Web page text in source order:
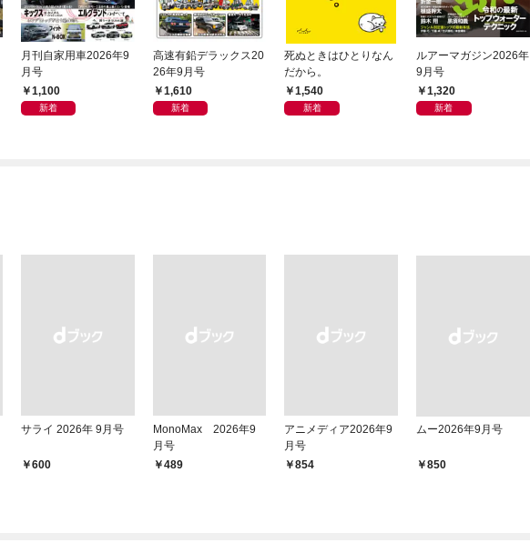
月刊自家用車2026年9
月号
1,100
新着
高速有鉛デラックス20
26年9月号
1,610
新着
死ぬときはひとりなん
だから。
1,540
新着
ルアーマガジン2026年
9月号
1,320
新着
サライ 2026年 9月号
￥600
MonoMax 2026年9
月号
￥489
アニメディア2026年9
月号
￥854
ムー2026年9月号
￥850